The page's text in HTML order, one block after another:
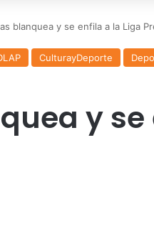
blanquea y se enfila a la Liga
CulturayDeporte
y